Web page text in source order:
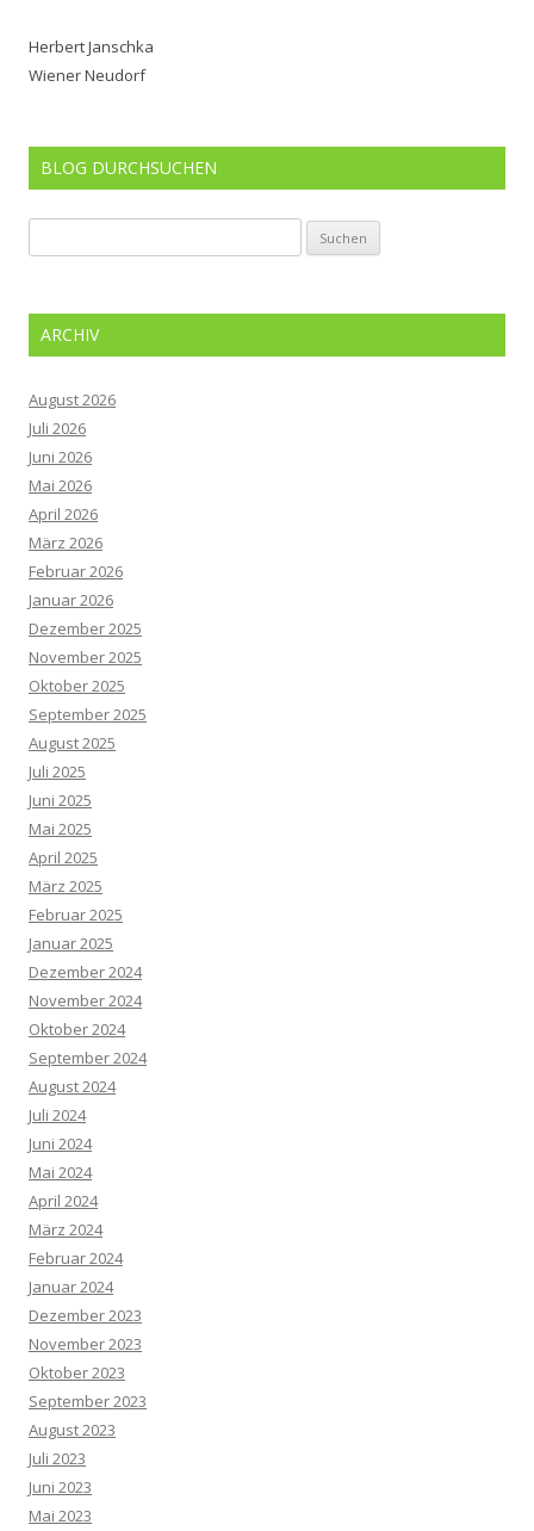
Herbert Janschka
Wiener Neudorf
BLOG DURCHSUCHEN
nach:
ARCHIV
August 2026
Juli 2026
Juni 2026
Mai 2026
April 2026
März 2026
Februar 2026
Januar 2026
Dezember 2025
November 2025
Oktober 2025
September 2025
August 2025
Juli 2025
Juni 2025
Mai 2025
April 2025
März 2025
Februar 2025
Januar 2025
Dezember 2024
November 2024
Oktober 2024
September 2024
August 2024
Juli 2024
Juni 2024
Mai 2024
April 2024
März 2024
Februar 2024
Januar 2024
Dezember 2023
November 2023
Oktober 2023
September 2023
August 2023
Juli 2023
Juni 2023
Mai 2023